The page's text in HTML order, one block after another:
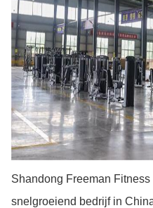
Shandong Freeman
snelgroeiend bedrijf in